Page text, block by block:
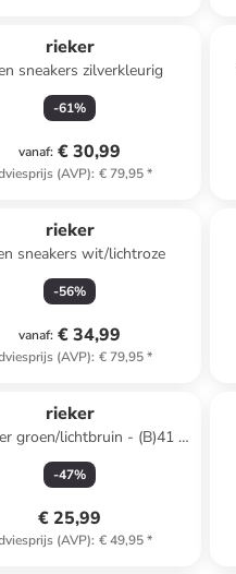
rieker
sneakers zilverkleurig
-61%
vanaf: € 30,99
(AVP): € 79,95*
rieker
sneakers wit/lichtroze
-56%
vanaf: € 34,99
(AVP): € 79,95*
rieker
groen/lichtbruin - (B)41 x
(H)27 x (D)10 cm
-47%
€ 25,99
(AVP): € 49,95*